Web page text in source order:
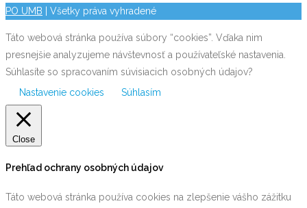
PO UMB | Všetky práva vyhradené
Táto webová stránka používa súbory “cookies”. Vďaka nim
presnejšie analyzujeme návštevnosť a používateľské nastavenia.
Súhlasíte so spracovaním súvisiacich osobných údajov?
Nastavenie cookies
Súhlasím
Close
Prehľad ochrany osobných údajov
Táto webová stránka používa cookies na zlepšenie vášho zážitku